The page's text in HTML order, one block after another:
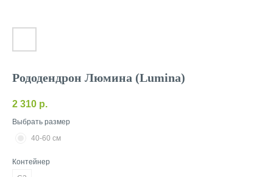
Рододендрон Люмина (Lumina)
2 310 р.
Выбрать размер
40-60 см
Контейнер